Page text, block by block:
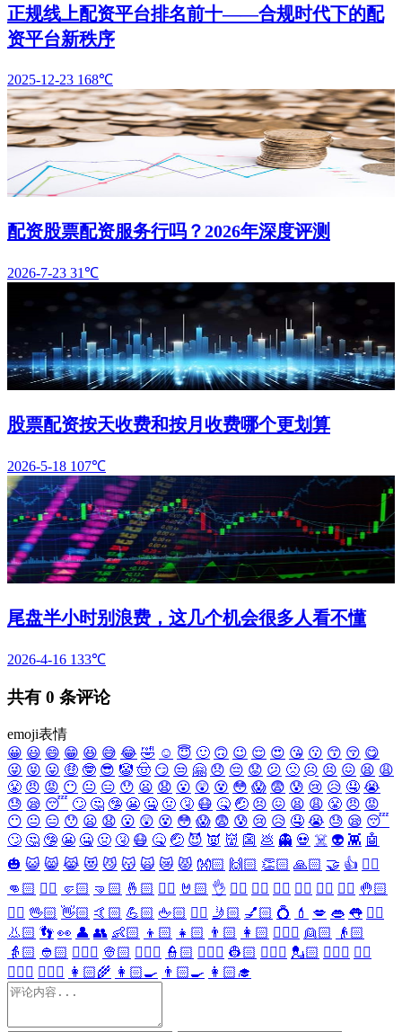
正规线上配资平台排名前十——合规时代下的配
资平台新秩序
2025-12-23 168℃
配资股票配资服务行吗？2026年深度评测
2026-7-23 31℃
股票配资按天收费和按月收费哪个更划算
2026-5-18 107℃
尾盘半小时别浪费，这几个机会很多人看不懂
2026-4-16 133℃
共有 0 条评论
emoji表情
😀 😃 😄 😁 😆 😅 😂 🤣 ☺️ 😇 🙂 🙃 😉 😌 😍 😘 😗 😙 😚 😋
😜 😝 😛 🤑 🤓 😎 🤡 🤠 😏 😒 🤗 😞 😔 😟 😕 🙁 ☹️ 😣 😖 😫 😩
😤 😠 😡 😶 😐 😑 😯 😦 😧 😮 😲 😵 😳 😱 😨 😰 😢 😥 🤤 😭
😓 😪 😴 🙄 🤔 🤥 😬 🤐 🤢 🤧 😷 🤒 🤕 😣 😖 😫 😩 😤 😠 😡
😶 😐 😑 😯 😦 😧 😮 😲 😵 😳 😱 😨 😰 😢 😥 🤤 😭 😓 😪 😴
🙄 🤔 🤥 😬 🤐 🤢 🤧 😷 🤒 🤕 😈 👿 👹 👺 💩 👻 💀 ☠️ 👽 👾 🤖
🎃 😺 😸 😹 😻 😼 😽 🙀 😿 😾 👐🏻 🙌🏻 👏🏻 🙏🏻 🤝 👍 👎🏻
👊🏻 ✊🏻 🤛🏻 🤜🏻 🤞🏻 ✌🏻 🤘🏻 👌 👈🏻 👉🏻 👆🏻 👇🏻 ☝🏻 ✋🏻 🤚🏻
🖐🏻 🖖🏻 👋🏻 🤙🏻 💪🏻 🖕🏻 ✍🏻 🤳🏻 💅🏻 💍 💄 💋 👄 👅 👂🏻
👃🏻 👣 👀 👤 👥 👶🏻 👦🏻 👧🏻 👨🏻 👩🏻 👱🏻‍♀️ 👱🏻
👴🏻
👵🏻 👲🏻 👳🏻‍♀️ 👳🏻 👮🏻‍♀️ 👮🏻 👷🏻‍♀️ 👷🏻 💂🏻‍♀️ 💂🏻 🕵🏻‍♀️ 🕵🏻
👩🏻‍⚕️ 👨🏻‍⚕️ 👩🏻‍🌾 👩🏻‍🍳 👨🏻‍🍳 👩🏻‍🎓